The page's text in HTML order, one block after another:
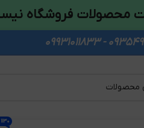
1130 بازی اورجینال
محصولات فروشگاه